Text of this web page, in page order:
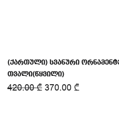
(ქართული) სვანური
თვალი(წყვილი)
420.00₾ 370.00 ₾